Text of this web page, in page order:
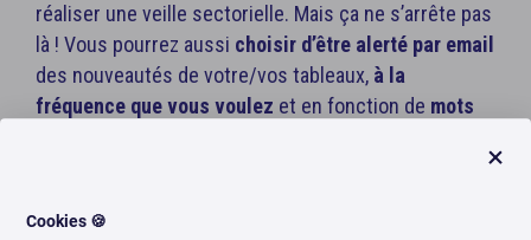
réaliser une veille sectorielle. Mais ça ne s’arrête pas
là ! Vous pourrez aussi choisir d’être alerté par email
des nouveautés de votre/vos tableaux, à la
fréquence que vous voulez et en fonction de mots
Cookies 🍪